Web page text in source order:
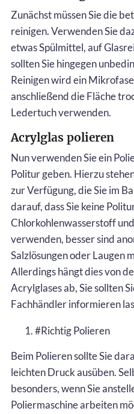
Zunächst müssen Sie die
reinigen. Verwenden Sie
etwas Spülmittel, auf
sollten Sie hingegen
Reinigen wird ein
anschließend die Fläche
Ledertuch verwenden.
Acrylglas polieren
Nun verwenden Sie ein
Politur geben. Hierzu
zur Verfügung, die Sie im
darauf, dass Sie keine
Chlorkohlenwasserstoff
verwenden, besser sind
Salzlösungen oder Laugen
Allerdings hängt dies von
Acrylglases ab, Sie sollten
Fachhändler informieren
#Richtig Polieren
Beim Polieren sollte Sie
leichten Druck ausüben.
besonders, wenn Sie
Poliermaschine arbeiten